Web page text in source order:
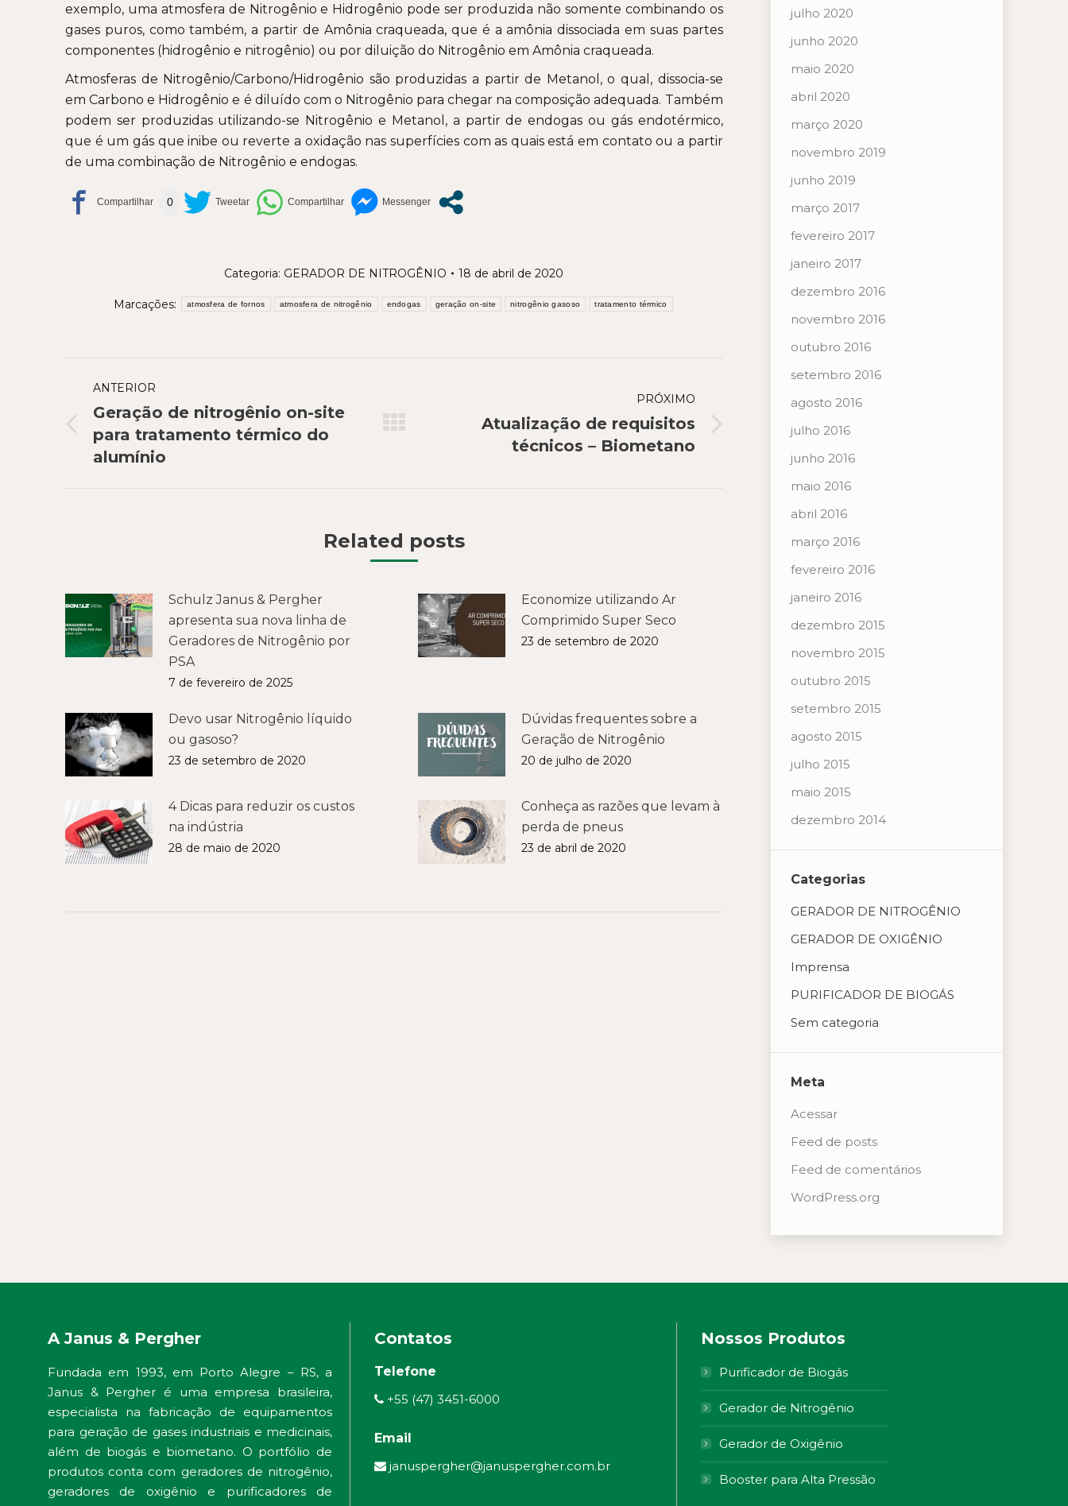
exemplo, uma atmosfera de Nitrogênio e Hidrogênio pode ser produzida não somente combinando os
gases puros, como também, a partir de Amônia craqueada, que é a amônia dissociada em suas partes
componentes (hidrogênio e nitrogênio) ou por diluição do Nitrogênio em Amônia craqueada.
Atmosferas de Nitrogênio/Carbono/Hidrogênio são produzidas a partir de Metanol, o qual, dissocia-se
em Carbono e Hidrogênio e é diluído com o Nitrogênio para chegar na composição adequada. Também
podem ser produzidas utilizando-se Nitrogênio e Metanol, a partir de endogas ou gás endotérmico,
que é um gás que inibe ou reverte a oxidação nas superfícies com as quais está em contato ou a partir
de uma combinação de Nitrogênio e endogas.
0
Categoria: GERADOR DE NITROGÊNIO 18 de abril de 2020
Marcações: atmosfera de fornos atmosfera de nitrogênio endogas geração on-site nitrogênio gasoso tratamento térmico
de
post:
ANTERIOR
Post
anterior:
Geração de nitrogênio on-site
para tratamento térmico do
alumínio
PRÓXIMO
Atualização de requisitos
técnicos – Biometano
Related posts
Schulz Janus & Pergher
apresenta sua nova linha de
Geradores de Nitrogênio por
PSA
7 de fevereiro de 2025
Economize utilizando Ar
Comprimido Super Seco
23 de setembro de 2020
Devo usar Nitrogênio líquido
ou gasoso?
23 de setembro de 2020
Dúvidas frequentes sobre a
Geração de Nitrogênio
20 de julho de 2020
4 Dicas para reduzir os custos
na indústria
28 de maio de 2020
Conheça as razões que levam à
perda de pneus
23 de abril de 2020
julho 2020
junho 2020
maio 2020
abril 2020
março 2020
novembro 2019
junho 2019
março 2017
fevereiro 2017
janeiro 2017
dezembro 2016
novembro 2016
outubro 2016
setembro 2016
agosto 2016
julho 2016
junho 2016
maio 2016
abril 2016
março 2016
fevereiro 2016
janeiro 2016
dezembro 2015
novembro 2015
outubro 2015
setembro 2015
agosto 2015
julho 2015
maio 2015
dezembro 2014
Categorias
GERADOR DE NITROGÊNIO
GERADOR DE OXIGÊNIO
Imprensa
PURIFICADOR DE BIOGÁS
Sem categoria
Meta
Acessar
Feed de posts
Feed de comentários
WordPress.org
A Janus & Pergher
Fundada em 1993, em Porto Alegre – RS, a
Janus & Pergher é uma empresa brasileira,
especialista na fabricação de equipamentos
para geração de gases industriais e medicinais,
além de biogás e biometano. O portfólio de
produtos conta com geradores de nitrogênio,
geradores de oxigênio e purificadores de
Contatos
Telefone
+55 (47) 3451-6000
Email
januspergher@januspergher.com.br
Nossos Produtos
Purificador de Biogás
Gerador de Nitrogênio
Gerador de Oxigênio
Booster para Alta Pressão